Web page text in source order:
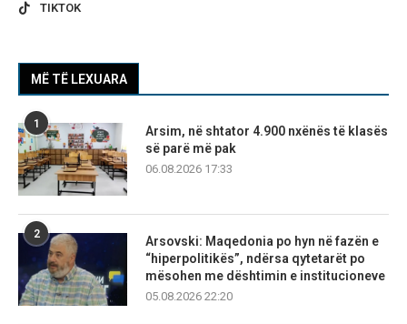
TIKTOK
MË TË LEXUARA
1
Arsim, në shtator 4.900 nxënës të klasës
së parë më pak
06.08.2026 17:33
2
Arsovski: Maqedonia po hyn në fazën e
“hiperpolitikës”, ndërsa qytetarët po
mësohen me dështimin e institucioneve
05.08.2026 22:20